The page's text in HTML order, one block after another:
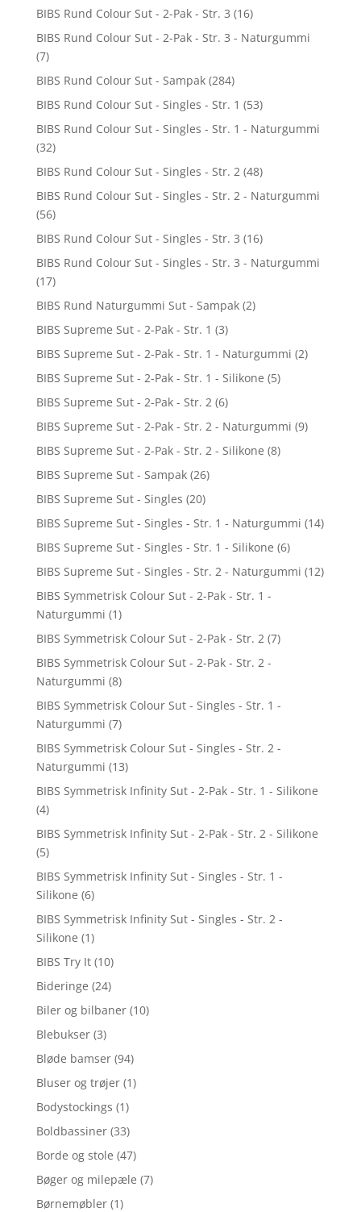
BIBS Rund Colour Sut - 2-Pak - Str. 3 (16)
BIBS Rund Colour Sut - 2-Pak - Str. 3 - Naturgummi
(7)
BIBS Rund Colour Sut - Sampak (284)
BIBS Rund Colour Sut - Singles - Str. 1 (53)
BIBS Rund Colour Sut - Singles - Str. 1 - Naturgummi
(32)
BIBS Rund Colour Sut - Singles - Str. 2 (48)
BIBS Rund Colour Sut - Singles - Str. 2 - Naturgummi
(56)
BIBS Rund Colour Sut - Singles - Str. 3 (16)
BIBS Rund Colour Sut - Singles - Str. 3 - Naturgummi
(17)
BIBS Rund Naturgummi Sut - Sampak (2)
BIBS Supreme Sut - 2-Pak - Str. 1 (3)
BIBS Supreme Sut - 2-Pak - Str. 1 - Naturgummi (2)
BIBS Supreme Sut - 2-Pak - Str. 1 - Silikone (5)
BIBS Supreme Sut - 2-Pak - Str. 2 (6)
BIBS Supreme Sut - 2-Pak - Str. 2 - Naturgummi (9)
BIBS Supreme Sut - 2-Pak - Str. 2 - Silikone (8)
BIBS Supreme Sut - Sampak (26)
BIBS Supreme Sut - Singles (20)
BIBS Supreme Sut - Singles - Str. 1 - Naturgummi (14)
BIBS Supreme Sut - Singles - Str. 1 - Silikone (6)
BIBS Supreme Sut - Singles - Str. 2 - Naturgummi (12)
BIBS Symmetrisk Colour Sut - 2-Pak - Str. 1 -
Naturgummi (1)
BIBS Symmetrisk Colour Sut - 2-Pak - Str. 2 (7)
BIBS Symmetrisk Colour Sut - 2-Pak - Str. 2 -
Naturgummi (8)
BIBS Symmetrisk Colour Sut - Singles - Str. 1 -
Naturgummi (7)
BIBS Symmetrisk Colour Sut - Singles - Str. 2 -
Naturgummi (13)
BIBS Symmetrisk Infinity Sut - 2-Pak - Str. 1 - Silikone
(4)
BIBS Symmetrisk Infinity Sut - 2-Pak - Str. 2 - Silikone
(5)
BIBS Symmetrisk Infinity Sut - Singles - Str. 1 -
Silikone (6)
BIBS Symmetrisk Infinity Sut - Singles - Str. 2 -
Silikone (1)
BIBS Try It (10)
Bideringe (24)
Biler og bilbaner (10)
Blebukser (3)
Bløde bamser (94)
Bluser og trøjer (1)
Bodystockings (1)
Boldbassiner (33)
Borde og stole (47)
Bøger og milepæle (7)
Børnemøbler (1)